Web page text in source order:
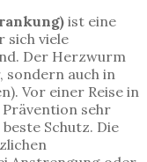
ist eine
sich viele
Der Herzwurm
auch in
Vor einer Reise in
sehr
Schutz. Die